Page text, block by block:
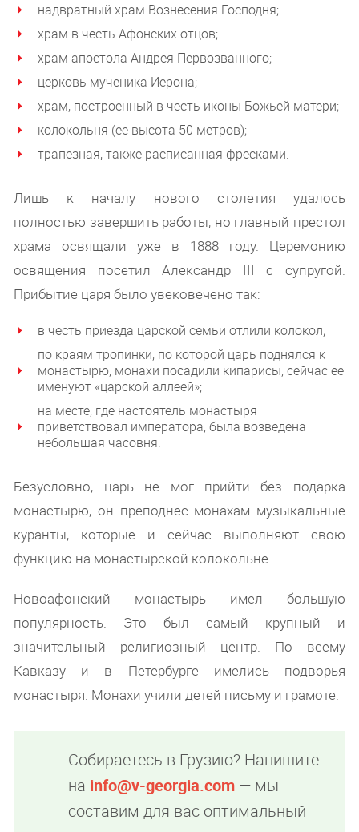
надвратный храм Вознесения Господня;
храм в честь Афонских отцов;
храм апостола Андрея Первозванного;
церковь мученика Иерона;
храм, построенный в честь иконы Божьей матери;
колокольня (ее высота 50 метров);
трапезная, также расписанная фресками.
Лишь к началу нового столетия удалось
полностью завершить работы, но главный престол
храма освящали уже в 1888 году. Церемонию
освящения посетил Александр III с супругой.
Прибытие царя было увековечено так:
в честь приезда царской семьи отлили колокол;
по краям тропинки, по которой царь поднялся к
монастырю, монахи посадили кипарисы, сейчас ее
именуют «царской аллеей»;
на месте, где настоятель монастыря
приветствовал императора, была возведена
небольшая часовня.
Безусловно, царь не мог прийти без подарка
монастырю, он преподнес монахам музыкальные
куранты, которые и сейчас выполняют свою
функцию на монастырской колокольне.
Новоафонский монастырь имел большую
популярность. Это был самый крупный и
значительный религиозный центр. По всему
Кавказу и в Петербурге имелись подворья
монастыря. Монахи учили детей письму и грамоте.
Собираетесь в Грузию? Напишите
на info@v-georgia.com — мы
составим для вас оптимальный